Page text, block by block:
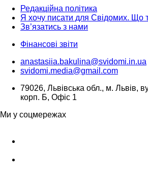
Редакційна політика
Я хочу писати для Свідомих. Що
Зв’язатись з нами
Фінансові звіти
anastasiia.bakulina@svidomi.in.ua
svidomi.media@gmail.com
79026, Львівська обл., м. Львів,
корп. Б, Офіс 1
Ми у соцмережах